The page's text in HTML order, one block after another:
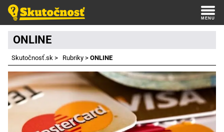
ONLINE
Skutočnosť.sk > Rubriky > ONLINE